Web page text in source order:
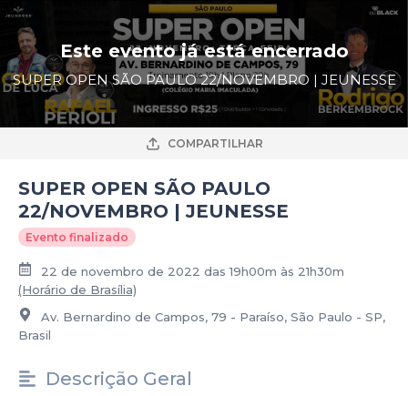
Este evento já está encerrado
SUPER OPEN SÃO PAULO 22/NOVEMBRO | JEUNESSE
COMPARTILHAR
SUPER OPEN SÃO PAULO
22/NOVEMBRO | JEUNESSE
Evento finalizado
22 de novembro de 2022 das 19h00m às 21h30m
(Horário de Brasília)
Av. Bernardino de Campos, 79 - Paraíso, São Paulo - SP,
Brasil
Descrição Geral